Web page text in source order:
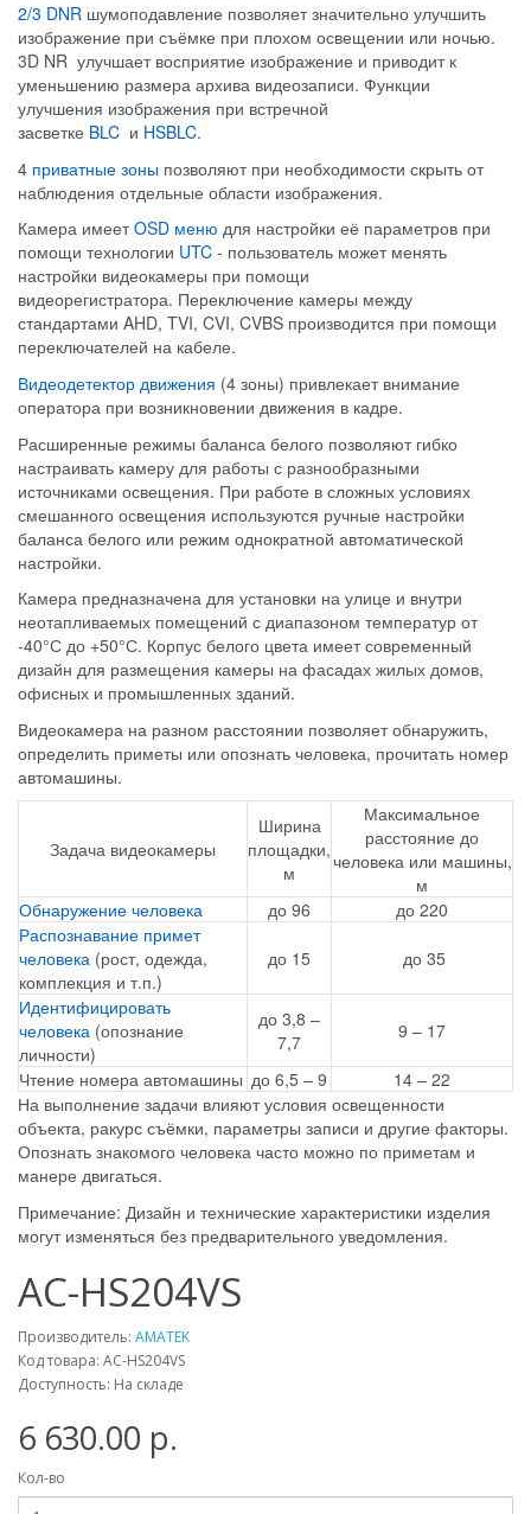
2/3 DNR шумоподавление позволяет значительно улучшить
изображение при съёмке при плохом освещении или ночью.
3D NR улучшает восприятие изображение и приводит к
уменьшению размера архива видеозаписи. Функции
улучшения изображения при встречной
засветке BLC и HSBLC.
4 приватные зоны позволяют при необходимости скрыть от
наблюдения отдельные области изображения.
Камера имеетOSD меню для настройки её параметров при
помощи технологии UTC - пользователь может менять
настройки видеокамеры при помощи
видеорегистратора. Переключение камеры между
стандартами AHD, TVI, CVI, CVBS производится при помощи
переключателей на кабеле.
Видеодетектор движения (4 зоны) привлекает внимание
оператора при возникновении движения в кадре.
Расширенные режимы баланса белого позволяют гибко
настраивать камеру для работы с разнообразными
источниками освещения. При работе в сложных условиях
смешанного освещения используются ручные настройки
баланса белого или режим однократной автоматической
настройки.
Камера предназначена для установки на улице и внутри
неотапливаемых помещений с диапазоном температур от
-40°С до +50°С. Корпус белого цвета имеет современный
дизайн для размещения камеры на фасадах жилых домов,
офисных и промышленных зданий.
Видеокамера на разном расстоянии позволяет обнаружить,
определить приметы или опознать человека, прочитать номер
автомашины.
Задача видеокамеры
Ширина
площадки,
м
Максимальное
расстояние до
человека или машины,
м
Обнаружение человека
до 96
до 220
Распознавание примет
человека (рост, одежда,
комплекция и т.п.)
до 15 до 35
Идентифицировать
человека (опознание
личности)
до 3,8 –
7,7
9 – 17
Чтение номера автомашины до 6,5 – 9
14 – 22
На выполнение задачи влияют условия освещенности
объекта, ракурс съёмки, параметры записи и другие факторы.
Опознать знакомого человека часто можно по приметам и
манере двигаться.
Примечание: Дизайн и технические характеристики изделия
могут изменяться без предварительного уведомления.
AC-HS204VS
Производитель: AMATEK
Код товара: AC-HS204VS
Доступность: На складе
6 630.00 р.
Кол-во